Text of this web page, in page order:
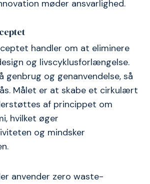
møder ansvarlighed.
handler om at eliminere
og livscyklusforlængelse.
genbrug og genanvendelse, så
Målet er at skabe et cirkulært
af princippet om
hvilket øger
og mindsker
anvender zero waste-